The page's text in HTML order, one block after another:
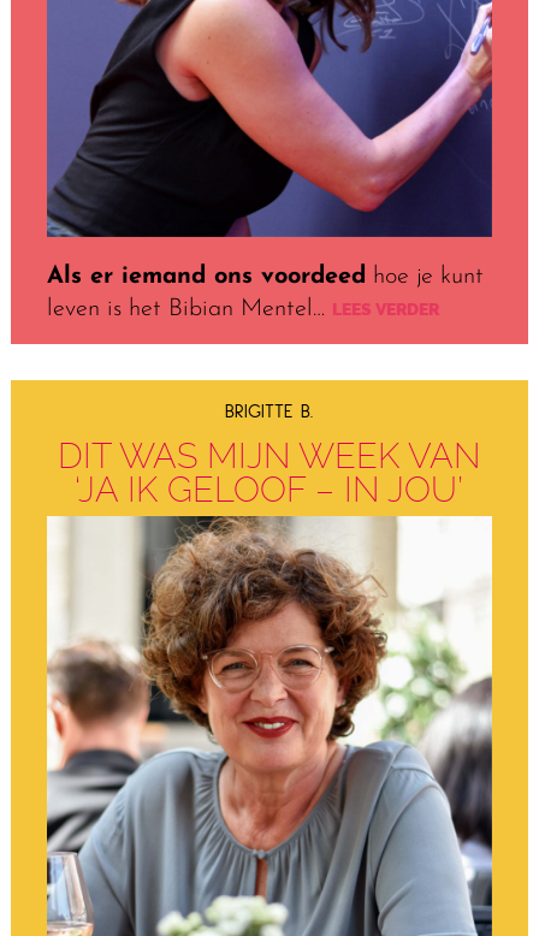
Als er iemand ons voordeed hoe je kunt
leven is het Bibian Mentel… LEES VERDER
BRIGITTE B.
DIT WAS MIJN WEEK VAN
‘JA IK GELOOF – IN JOU’